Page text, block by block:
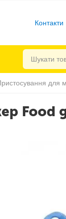
Контакти
для
Food